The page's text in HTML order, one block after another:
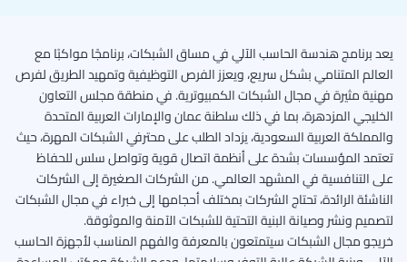
يعد برنامج هندسة الحاسب الآلي في مساق الشبكات، برنامجًا مواكبًا مع
العالم المتنامي بشكل سريع، ويعزز الفرص التوظيفية وتمهيد الطريق لفرص
مهنية مثيرة في مجال الشبكات الكمبيوترية. في منطقة مجلس التعاون
الخليجي المزدهرة، بما في ذلك سلطنة عمان والإمارات العربية المتحدة
والمملكة العربية السعودية، يزداد الطلب على محترفي الشبكات المهرة، حيث
تعتمد المؤسسات بشدة على أنظمة اتصال قوية وتواصل سلس للحفاظ
على التنافسية في المشهد العالمي. من الشركات الصغيرة إلى الشركات
الناشئة الرائدة، تحتاج الشركات بمختلف أحجامها إلى خبراء في مجال الشبكات
لتصميم ونشر وصيانة البنية التحتية للشبكات الآمنة والموثوقة.
خريجو مجال الشبكات سيتمتعون بالمعرفة والفهم المناسب لأجهزة الحاسب